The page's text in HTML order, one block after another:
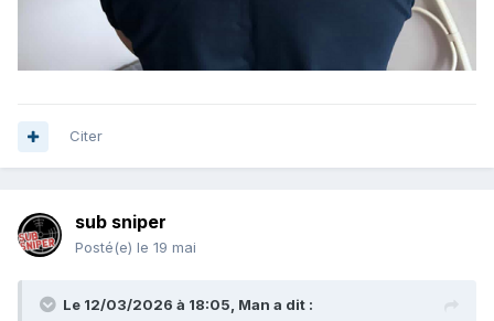
Citer
sub sniper
Posté(e) le 19 mai
Le 12/03/2026 à 18:05, Man a dit :